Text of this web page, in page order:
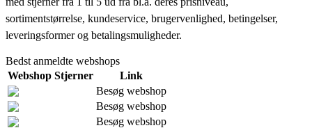
sortimentstørrelse, kundeservice, brugervenlighed, betingelser,
leveringsformer og betalingsmuligheder.
Bedst anmeldte webshops
Webshop Stjerner
Link
Besøg webshop
Besøg webshop
Besøg webshop